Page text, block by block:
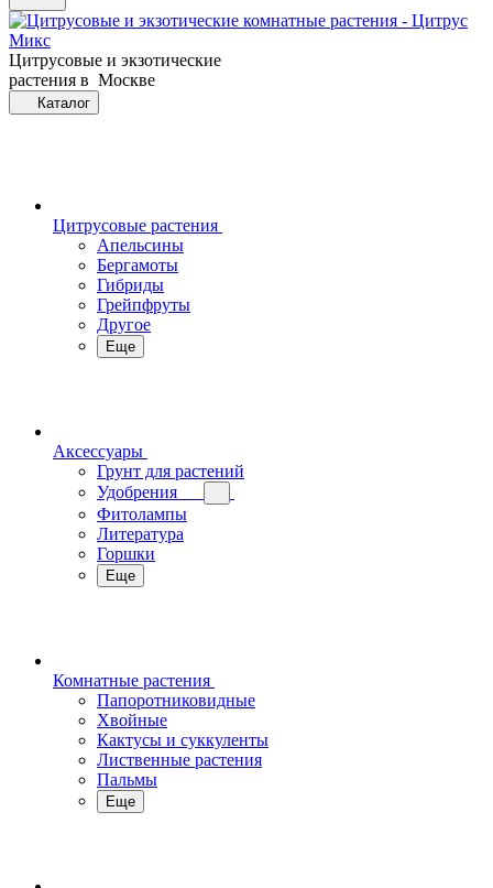
Цитрусовые и экзотические
растения в Москве
Каталог
Цитрусовые растения
Апельсины
Бергамоты
Гибриды
Грейпфруты
Другое
Еще
Аксессуары
Грунт для растений
Удобрения
Фитолампы
Литература
Горшки
Еще
Комнатные растения
Папоротниковидные
Хвойные
Кактусы и суккуленты
Лиственные растения
Пальмы
Еще